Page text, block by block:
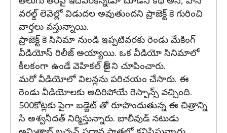
వరల్డ్ లెవెల్లో విడుదల అవుతుందని ప్రాజెక్ట్ కె గురించి
వార్తలు వస్తున్నాయి.
ప్రాజెక్ట్ కె సినిమా నుండి ఇప్పటివరకు రెండు మేకింగ్
వీడియోస్ రిలీజ్ అయ్యాయి. ఒక వీడియో సినిమాలో
కీలకంగా ఉండే వెహికల్ టైర్ ని చూపించారు.
మరో వీడియోలో విలన్లను పరిచయం చేసారు. ఈ
రెండు వీడియోలకు అదిరిపోయే రెస్పాన్స్ వచ్చింది.
500కోట్లకు పైగా బడ్జెట్ తో రూపొందుతున్న ఈ చిత్రాన్ని
సి అశ్వనీదత్ నిర్మిస్తున్నారు. బాలీవుడ్ నటుడు